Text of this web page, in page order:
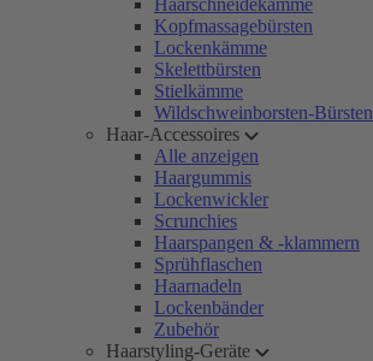
Haarschneidekämme
Kopfmassagebürsten
Lockenkämme
Skelettbürsten
Stielkämme
Wildschweinborsten-Bürsten
Haar-Accessoires
Alle anzeigen
Haargummis
Lockenwickler
Scrunchies
Haarspangen & -klammern
Sprühflaschen
Haarnadeln
Lockenbänder
Zubehör
Haarstyling-Geräte